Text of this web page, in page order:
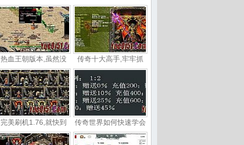
热血王朝版本,虽然没 传奇十大高手,牢牢抓
完美刷机1.76,就快到 传奇世界如何快速学会